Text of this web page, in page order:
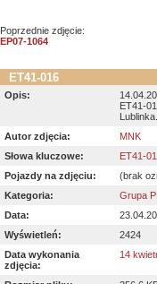
Poprzednie zdjęcie:
EP07-1064
ET41-016
Opis:
ET41-
Lublinka.
Autor zdjęcia:
MNK
Słowa kluczowe:
ET41-
Pojazdy na zdjęciu:
(brak
Kategoria:
Grupa
Data:
Wyświetleń:
2424
Data wykonania
zdjęcia:
14